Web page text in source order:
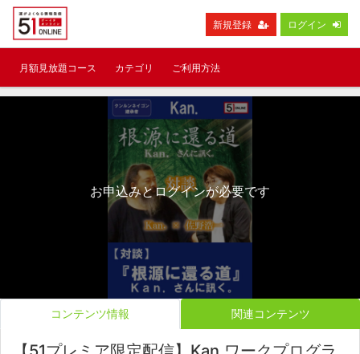
新規登録 ログイン
月額見放題コース カテゴリ ご利用方法
お申込みとログインが必要です
コンテンツ情報 関連コンテンツ